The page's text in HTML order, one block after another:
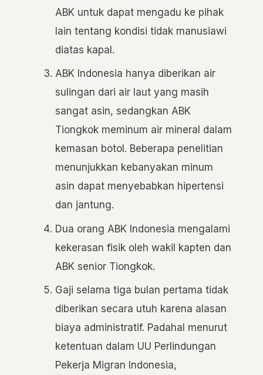
ABK untuk dapat mengadu ke pihak
lain tentang kondisi tidak manusiawi
diatas kapal.
ABK Indonesia hanya diberikan air
sulingan dari air laut yang masih
sangat asin, sedangkan ABK
Tiongkok meminum air mineral dalam
kemasan botol. Beberapa penelitian
menunjukkan kebanyakan minum
asin dapat menyebabkan hipertensi
dan jantung.
Dua orang ABK Indonesia mengalami
kekerasan fisik oleh wakil kapten dan
ABK senior Tiongkok.
Gaji selama tiga bulan pertama tidak
diberikan secara utuh karena alasan
biaya administratif. Padahal menurut
ketentuan dalam UU Perlindungan
Pekerja Migran Indonesia,